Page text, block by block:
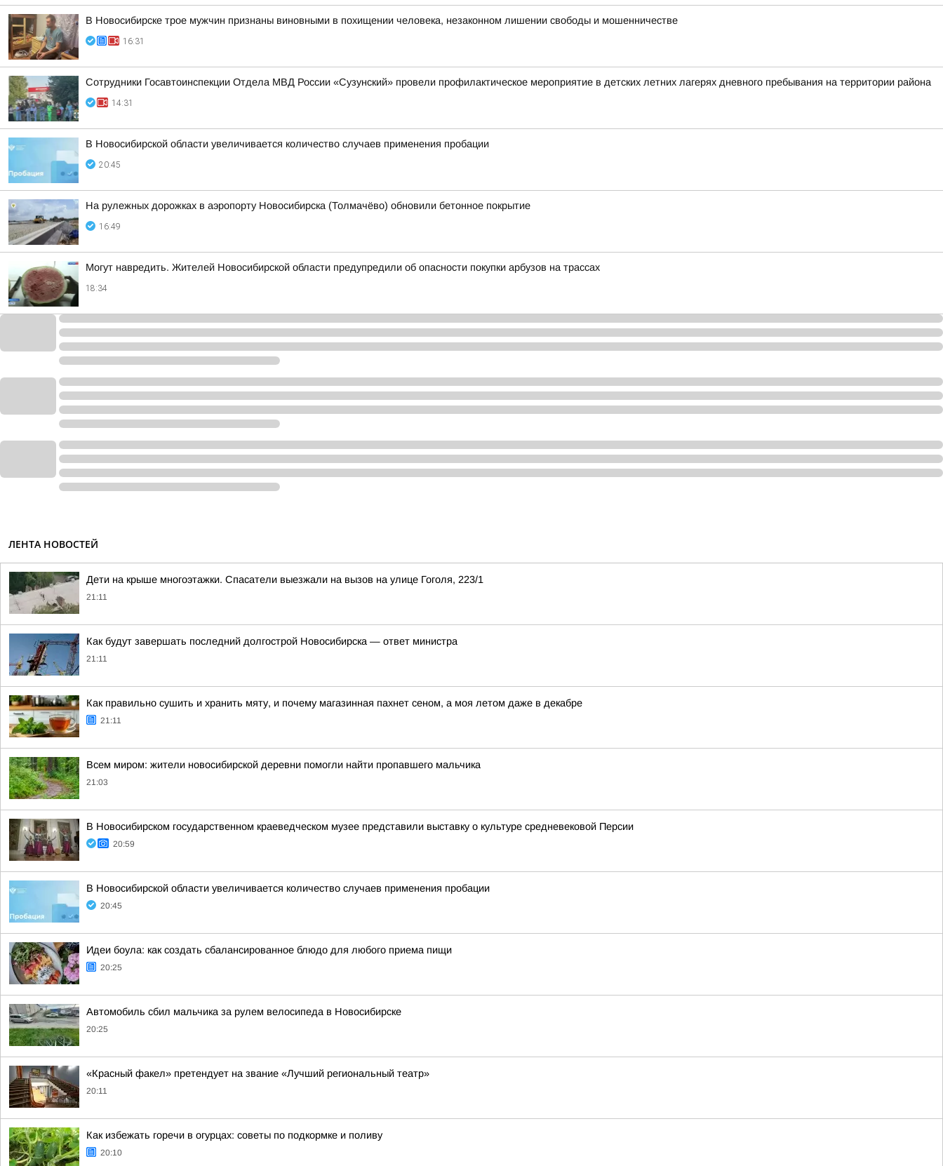
В Новосибирске трое мужчин признаны виновными в похищении человека, незаконном лишении свободы и мошенничестве
16:31
Сотрудники Госавтоинспекции Отдела МВД России «Сузунский» провели профилактическое мероприятие в детских летних лагерях дневного пребывания на территории района
14:31
В Новосибирской области увеличивается количество случаев применения пробации
20:45
На рулежных дорожках в аэропорту Новосибирска (Толмачёво) обновили бетонное покрытие
16:49
Могут навредить. Жителей Новосибирской области предупредили об опасности покупки арбузов на трассах
18:34
ЛЕНТА НОВОСТЕЙ
Дети на крыше многоэтажки. Спасатели выезжали на вызов на улице Гоголя, 223/1
21:11
Как будут завершать последний долгострой Новосибирска — ответ министра
21:11
Как правильно сушить и хранить мяту, и почему магазинная пахнет сеном, а моя летом даже в декабре
21:11
Всем миром: жители новосибирской деревни помогли найти пропавшего мальчика
21:03
В Новосибирском государственном краеведческом музее представили выставку о культуре средневековой Персии
20:59
В Новосибирской области увеличивается количество случаев применения пробации
20:45
Идеи боула: как создать сбалансированное блюдо для любого приема пищи
20:25
Автомобиль сбил мальчика за рулем велосипеда в Новосибирске
20:25
«Красный факел» претендует на звание «Лучший региональный театр»
20:11
Как избежать горечи в огурцах: советы по подкормке и поливу
20:10